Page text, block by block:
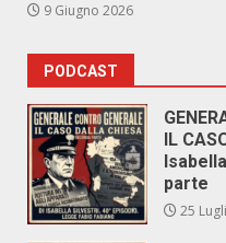
9 Giugno 2026
PODCAST
IL
parte
25